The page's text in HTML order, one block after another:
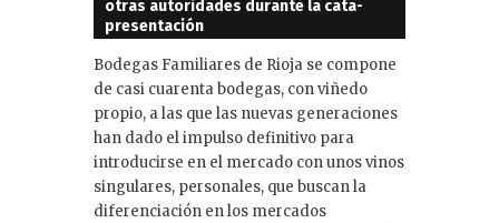
otras autoridades durante la cata-
presentación
Bodegas Familiares de Rioja se compone
de casi cuarenta bodegas, con viñedo
propio, a las que las nuevas generaciones
han dado el impulso definitivo para
introducirse en el mercado con unos vinos
singulares, personales, que buscan la
diferenciación en los mercados